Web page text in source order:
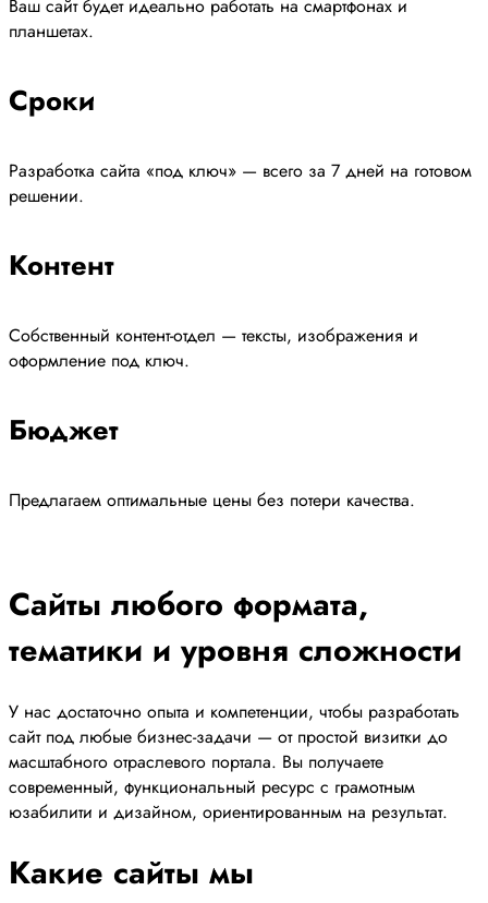
Ваш сайт будет идеально работать на смартфонах и
планшетах.
Сроки
Разработка сайта «под ключ» — всего за 7 дней на готовом
решении.
Контент
Собственный контент-отдел — тексты, изображения и
оформление под ключ.
Бюджет
Предлагаем оптимальные цены без потери качества.
Сайты любого формата,
тематики и уровня сложности
У нас достаточно опыта и компетенции, чтобы разработать
сайт под любые бизнес-задачи — от простой визитки до
масштабного отраслевого портала. Вы получаете
современный, функциональный ресурс с грамотным
юзабилити и дизайном, ориентированным на результат.
Какие сайты мы